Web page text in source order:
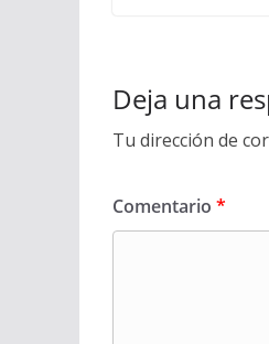
Deja una
Tu dirección de
Comentario *